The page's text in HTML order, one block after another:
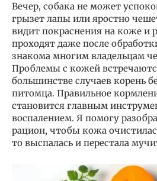
Вечер, собака не может
грызет лапы или яростно
видит покраснения на коже и
проходят даже после
знакома многим владельцам
Проблемы с кожей
большинстве случаев корень
питомца. Правильное
становится главным
воспалением. Я помогу
рацион, чтобы кожа
то выспалась и перестала